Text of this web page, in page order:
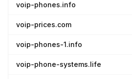
voip-phones.info
voip-prices.com
voip-phones-1.info
voip-phone-systems.life